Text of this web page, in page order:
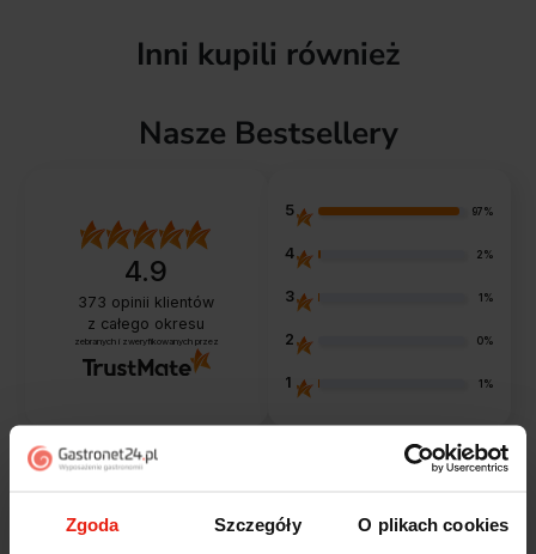
Zgoda Szczegóły O plikach cookies
Inni kupili również
Nasze Bestsellery
4.9
373 opinii klientów
z całego okresu
zebranych i zweryfikowanych przez
5 97%
4 2%
3 1%
2 0%
1 1%